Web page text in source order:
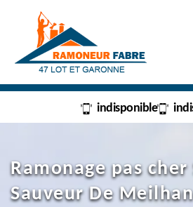
indisponible
Ramonage pas
Sauveur De